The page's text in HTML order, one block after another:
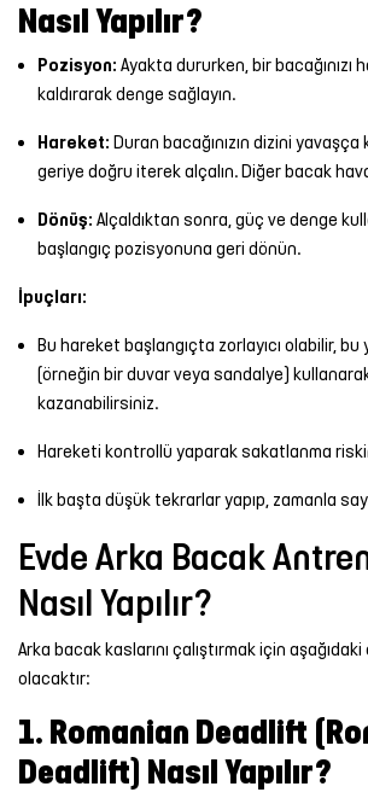
Nasıl Yapılır?
Pozisyon: Ayakta dururken, bir bacağınızı
kaldırarak denge sağlayın.
Hareket: Duran bacağınızın dizini yavaşça
geriye doğru iterek alçalın. Diğer bacak
Dönüş: Alçaldıktan sonra, güç ve denge
başlangıç pozisyonuna geri dönün.
İpuçları:
Bu hareket başlangıçta zorlayıcı olabilir,
(örneğin bir duvar veya sandalye)
kazanabilirsiniz.
Hareketi kontrollü yaparak sakatlanma
İlk başta düşük tekrarlar yapıp, zamanla
Evde Arka Bacak
Nasıl Yapılır?
Arka bacak kaslarını çalıştırmak için
olacaktır:
1. Romanian Deadlift
Deadlift) Nasıl Yapılır?